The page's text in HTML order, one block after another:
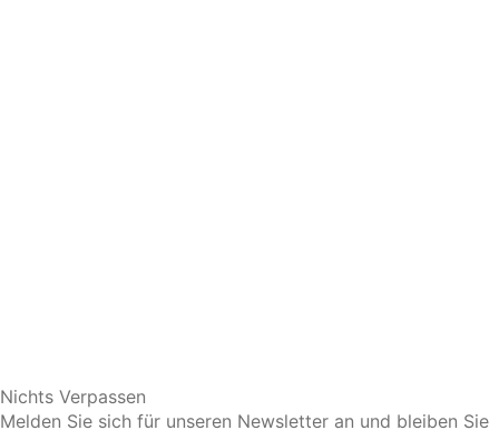
Sie bevorzugen eine persönliche Beratung?
Nichts Verpassen
Melden Sie sich für unseren Newsletter an und bleiben Sie